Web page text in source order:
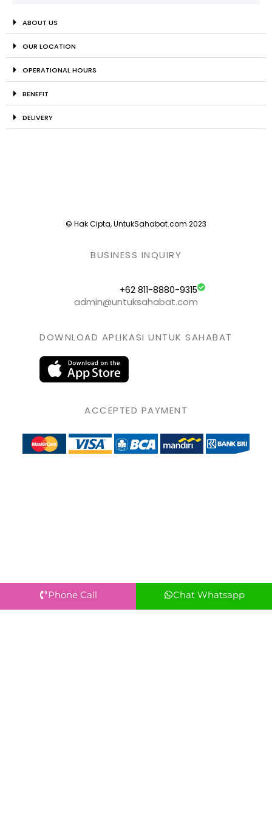
ABOUT US
OUR LOCATION
OPERATIONAL HOURS
BENEFIT
DELIVERY
© Hak Cipta, UntukSahabat.com 2023
BUSINESS INQUIRY
+62 811-8880-9315
admin@untuksahabat.com
DOWNLOAD APLIKASI UNTUK SAHABAT
ACCEPTED PAYMENT
Phone Call Chat Whatsapp